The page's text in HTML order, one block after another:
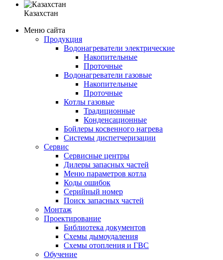
Казахстан
Меню сайта
Продукция
Водонагреватели электрические
Накопительные
Проточные
Водонагреватели газовые
Накопительные
Проточные
Котлы газовые
Традиционные
Конденсационные
Бойлеры косвенного нагрева
Системы диспетчеризации
Сервис
Сервисные центры
Дилеры запасных частей
Меню параметров котла
Коды ошибок
Серийный номер
Поиск запасных частей
Монтаж
Проектирование
Библиотека документов
Схемы дымоудаления
Схемы отопления и ГВС
Обучение